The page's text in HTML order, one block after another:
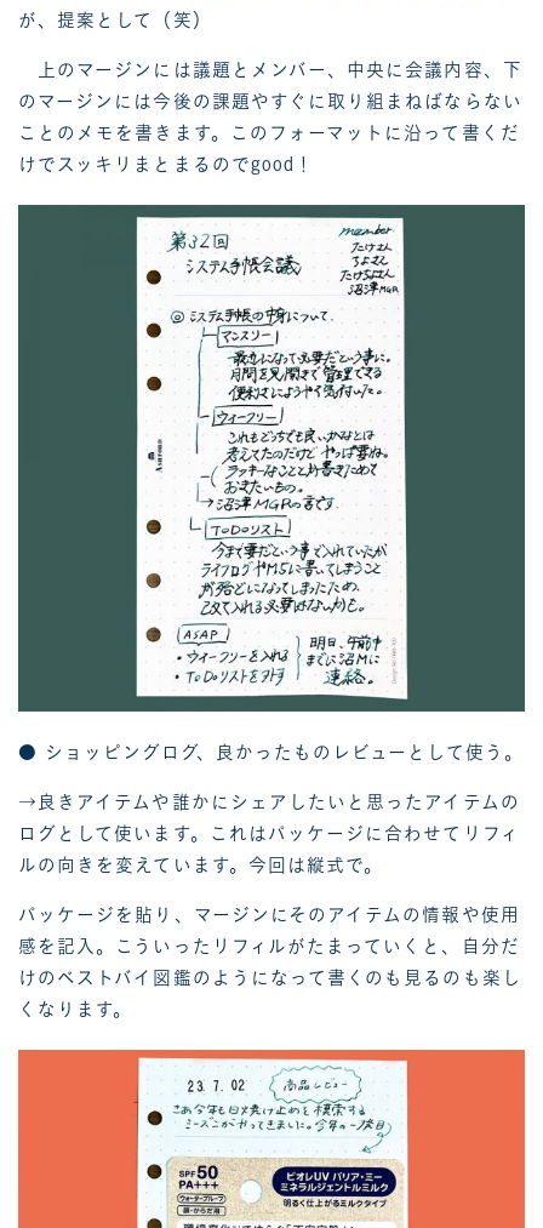
が、提案として（笑）
上のマージンには議題とメンバー、中央に会議内容、下
のマージンには今後の課題やすぐに取り組まねばならない
ことのメモを書きます。このフォーマットに沿って書くだ
けでスッキリまとまるのでgood！
● ショッピングログ、良かったものレビューとして使う。
→良きアイテムや誰かにシェアしたいと思ったアイテムの
ログとして使います。これはパッケージに合わせてリフィ
ルの向きを変えています。今回は縦式で。
パッケージを貼り、マージンにそのアイテムの情報や使用
感を記入。こういったリフィルがたまっていくと、自分だ
けのベストバイ図鑑のようになって書くのも見るのも楽し
くなります。